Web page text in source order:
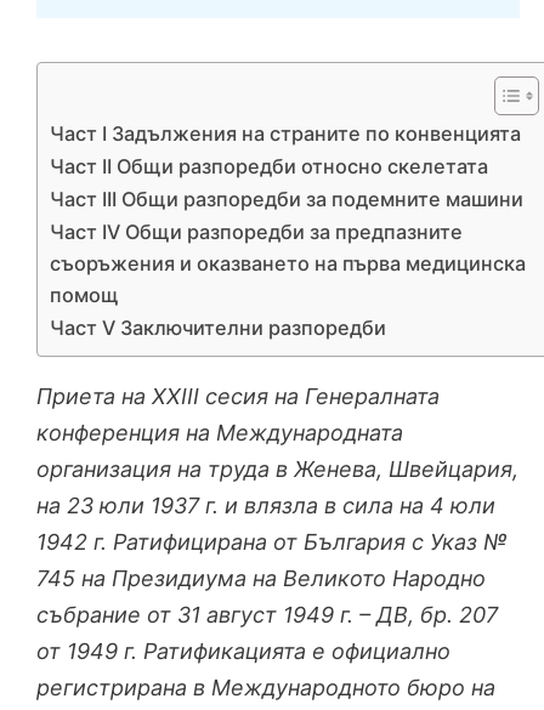
Част I Задължения на страните по конвенцията
Част II Общи разпоредби относно скелетата
Част III Общи разпоредби за подемните машини
Част IV Общи разпоредби за предпазните
съоръжения и оказването на първа медицинска
помощ
Част V Заключителни разпоредби
Приета на XXIII сесия на Генералната
конференция на Международната
организация на труда в Женева, Швейцария,
на 23 юли 1937 г. и влязла в сила на 4 юли
1942 г. Ратифицирана от България с Указ №
745 на Президиума на Великото Народно
събрание от 31 август 1949 г. – ДВ, бр. 207
от 1949 г. Ратификацията е официално
регистрирана в Международното бюро на